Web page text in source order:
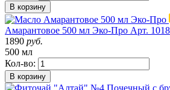
В корзину
Амарантовое 500 мл Эко-Про Арт. 1018
1890 руб.
500 мл
Кол-во:
В корзину